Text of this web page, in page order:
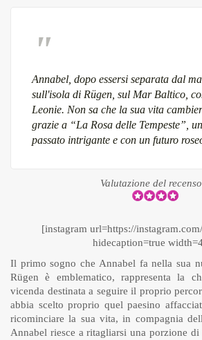
Annabel, dopo essersi separata dal
sull'isola di Rügen, sul Mar Baltico,
Leonie. Non sa che la sua vita
grazie a “La Rosa delle Tempeste”,
passato intrigante e con un futuro
Valutazione del
[instagram url=https://
hidecaption=true
Il primo sogno che Annabel fa nella sua
Rügen è emblematico, rappresenta la
vicenda destinata a seguire il proprio
abbia scelto proprio quel paesino
ricominciare la sua vita, in compagnia
Annabel riesce a ritagliarsi una porzione